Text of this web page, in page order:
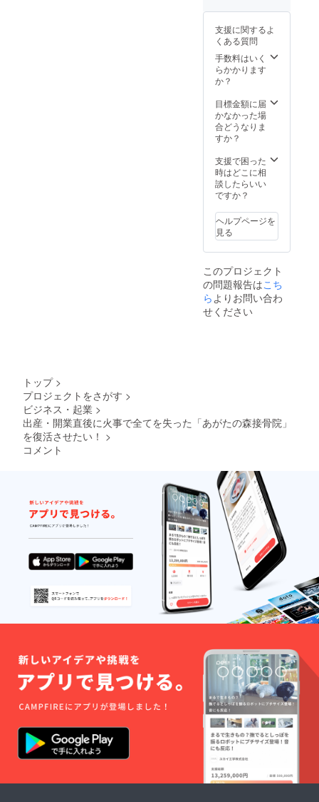
とは、
乱れた
身体の
バラン
ス、呼
吸を整
つ本来
の柔軟
性を取
エクサ
サイズ
です。
長時間
クワー
れる
方、運
の方、
体の不
調があ
る方、
ラティ
安心し
て受け
て頂け
ます。
い ※ピ
ラティ
スと
は、乱
れた身
体のバ
吸を整
え、人
間の持
性を取
り戻す
ための
エクサ
です。
長時間
のデス
クワー
れる
方、運
動不足
の方、
体の不
にオス
レッス
ンの日
程を
メール
にてお
知らせ
しま
す。ご
希望の
日時を
選択し
てくだ
さい。
※トレー
ティス
指導の
資格者
です。
ピラ
ティス
が初め
ての方
でも安
頂けま
にオス
す。
※zoom
アプリ
のダウ
願いし
ます。
※9月〜
程を
メール
にてお
知らせ
す。ご
希望の
日時を
選択し
さい。
※トレー
ナーは
ピラ
ティス
心して
に関し
は、ご
支援者
以外の
方の利
ギフト
として
もご利
す。 ※
施術に
関しま
して
「60分
の全身
調整(診
察や姿
も含め
た体の
状態に
合わせ
た施
じめお
沿った
施術を
受ける
ことも
出来ま
す。 ※
串盛り
に関し
まして
は、こ
ちらか
ら送信
いたし
ます
画面を
各店舗
でお見
せくだ
さい。
※ピラ
ティス
とは、
乱れた
バラン
ス、呼
吸を整
者以外
利用も
OKで
す。 ギ
フトと
いただ
けま
す。 ※
とは、
乱れた
身体の
バラン
吸を整
え、人
間の持
つ本来
性を取
り戻す
ための
エクサ
サイズ
の方、
後の
方、ご
高齢の
方、幅
広い方
にオス
スメで
す。
※zoom
アプリ
のダウ
ンロー
ドをお
願いし
※9月〜
レッス
ンの日
程を
メール
にてお
知らせ
しま
す。ご
日時を
選択し
てくだ
支援に関するよ
くある質問
手数料はいく
らかかります
か？
目標金額に届
かなかった場
合どうなりま
すか？
支援で困った
時はどこに相
談したらいい
ですか？
ヘルプページを
見る
このプロジェクト
の問題報告はこち
らよりお問い合わ
せください
トップ >
プロジェクトをさがす >
ビジネス・起業 >
出産・開業直後に火事で全てを失った「あがたの森接骨院」
を復活させたい！ >
コメント